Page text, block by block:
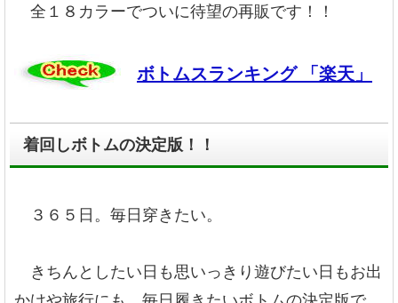
全１８カラーでついに待望の再販です！！
ボトムスランキング 「楽天」
着回しボトムの決定版！！
３６５日。毎日穿きたい。
きちんとしたい日も思いっきり遊びたい日もお出